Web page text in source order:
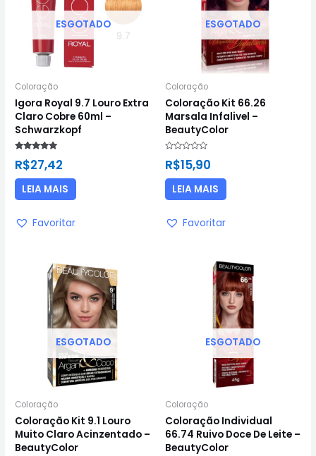
ESGOTADO
Coloração
Igora Royal 9.7 Louro Extra
Claro Cobre 60ml –
Schwarzkopf
5.00
de 5
R$27,42
LEIA MAIS
Favoritar
ESGOTADO
Coloração
Coloração Kit 66.26
Marsala Infalivel –
BeautyColor
0
5
R$15,90
LEIA MAIS
Favoritar
ESGOTADO
Coloração
Coloração Kit 9.1 Louro
Muito Claro Acinzentado –
BeautyColor
ESGOTADO
Coloração
Coloração Individual
66.74 Ruivo Doce De Leite –
BeautyColor